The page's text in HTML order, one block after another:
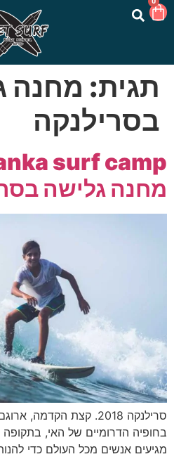
תגית: מחנה
בסרילנקה
מחנה גלישה
סרילנקה 2018. קצת
בחופיה הדרומיים של האי,
מגיעים אנשים מכל העולם כדי